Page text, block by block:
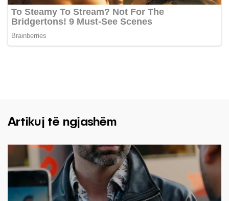
Artikuj të ngjashëm